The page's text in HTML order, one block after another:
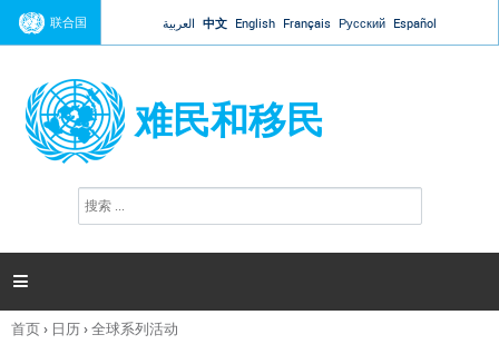
Jump to navigation
联合国 العربية 中文 English Français Русский Español
难民和移民
搜
索

你
首页› 日历›全球系列活动